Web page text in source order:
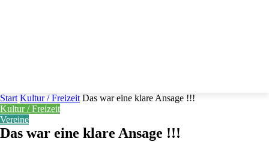
Start Kultur / Freizeit Das war eine klare Ansage !!!
Kultur / Freizeit
Vereine
Das war eine klare Ansage !!!